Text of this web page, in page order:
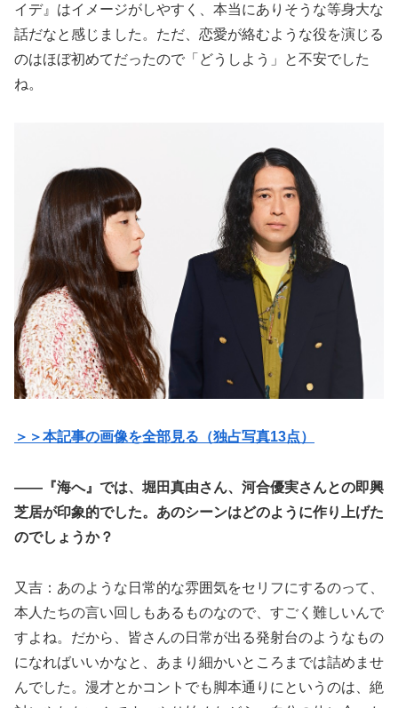
イデ』はイメージがしやすく、本当にありそうな等身大な
話だなと感じました。ただ、恋愛が絡むような役を演じる
のはほぼ初めてだったので「どうしよう」と不安でした
ね。
＞＞本記事の画像を全部見る（独占写真13点）
――『海へ』では、堀田真由さん、河合優実さんとの即興
芝居が印象的でした。あのシーンはどのように作り上げた
のでしょうか？
又吉：あのような日常的な雰囲気をセリフにするのって、
本人たちの言い回しもあるものなので、すごく難しいんで
すよね。だから、皆さんの日常が出る発射台のようなもの
になればいいかなと、あまり細かいところまでは詰めませ
んでした。漫才とかコントでも脚本通りにというのは、絶